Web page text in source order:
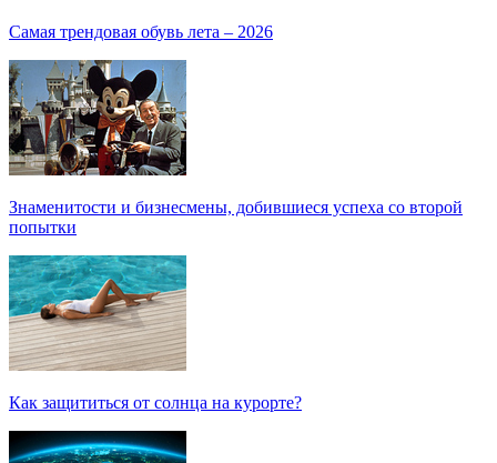
Самая трендовая обувь лета – 2026
Знаменитости и бизнесмены, добившиеся успеха со второй
попытки
Как защититься от солнца на курорте?